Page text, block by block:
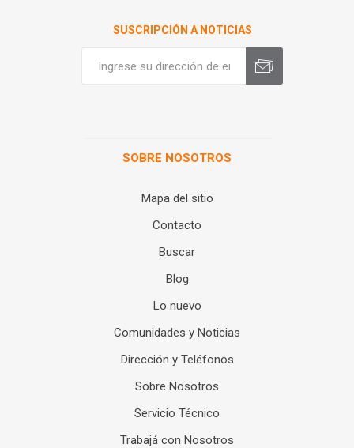
SUSCRIPCIÓN A NOTICIAS
SOBRE NOSOTROS
Mapa del sitio
Contacto
Buscar
Blog
Lo nuevo
Comunidades y Noticias
Dirección y Teléfonos
Sobre Nosotros
Servicio Técnico
Trabajá con Nosotros